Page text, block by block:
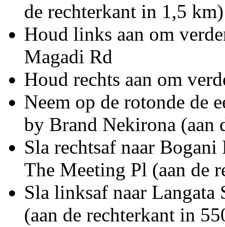
de rechterkant in 1,5 km)
Houd links aan om
Magadi Rd
Houd rechts aan om
Neem op de rotonde de
by Brand Nekirona (aan
Sla rechtsaf naar
The Meeting Pl (aan de
Sla linksaf naar
(aan de rechterkant in